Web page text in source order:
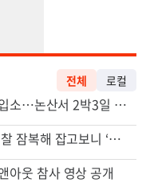
전체 로컬
천하람, 현역 의원 최초 신병교육 입소…논산서 2박3일 생활
신호위반 후 달아난 배달기사…경찰 잠복해 잡고보니 ‘반전’
아웃 참사 영상 공개